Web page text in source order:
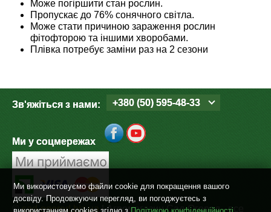
Може погіршити стан рослин.
Пропускає до 76% сонячного світла.
Може стати причиною зараження рослин
фітофторою та іншими хворобами.
Плівка потребує заміни раз на 2 сезони
Зв'яжіться з нами: +380 (50) 595-48-33
Ми у соцмережах
©sad-ogorod.biz.ua | Агромагазин Сад-Огород - все
Ми використовуємо файли cookie для покращення вашого
досвіду. Продовжуючи перегляд, ви погоджуєтесь з